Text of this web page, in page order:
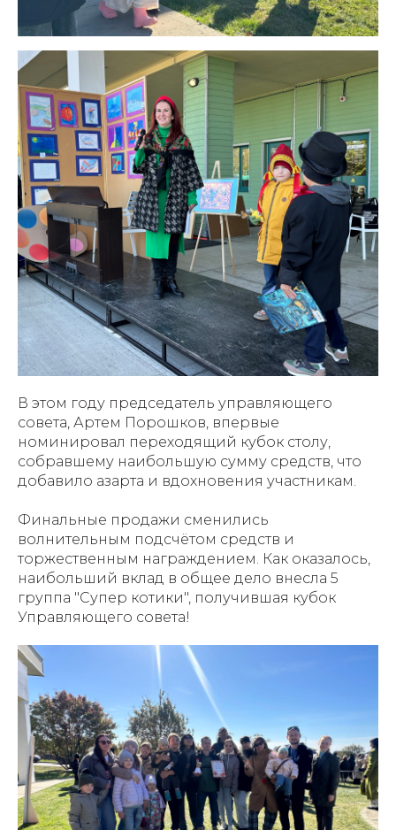
В этом году председатель управляющего
совета, Артем Порошков, впервые
номинировал переходящий кубок столу,
собравшему наибольшую сумму средств, что
добавило азарта и вдохновения участникам.
Финальные продажи сменились
волнительным подсчётом средств и
торжественным награждением. Как оказалось,
наибольший вклад в общее дело внесла 5
группа "Супер котики", получившая кубок
Управляющего совета!